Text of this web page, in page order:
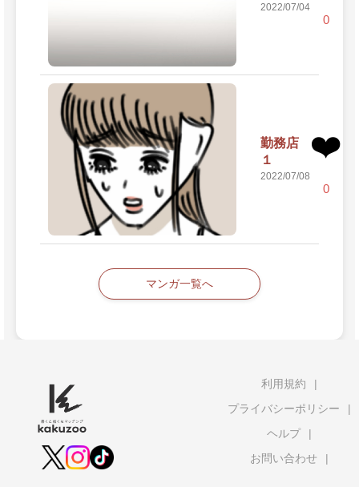
2022/07/04
0
勤務店
１
2022/07/08
❤️
0
マンガ一覧へ
利用規約
プライバシーポリシー
ヘルプ
お問い合わせ